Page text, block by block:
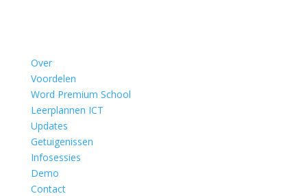
Over
Voordelen
Word Premium School
Leerplannen ICT
Updates
Getuigenissen
Infosessies
Demo
Contact